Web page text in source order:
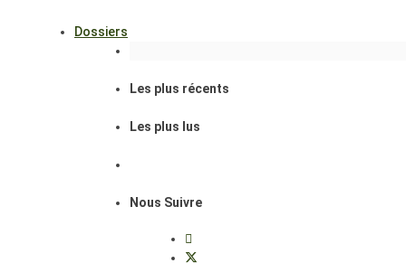
Dossiers
Les plus récents
Les plus lus
Nous Suivre